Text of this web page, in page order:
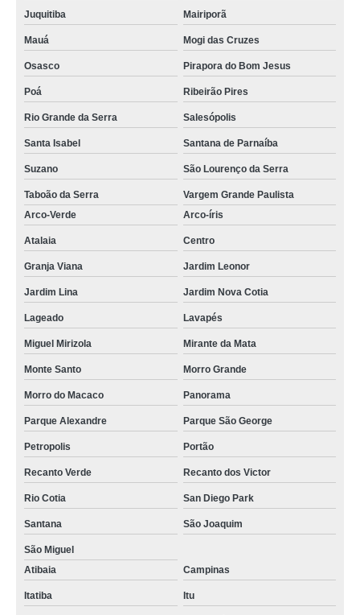
Juquitiba Mairiporã
Mauá Mogi das Cruzes
Osasco Pirapora do Bom Jesus
Poá Ribeirão Pires
Rio Grande da Serra Salesópolis
Santa Isabel Santana de Parnaíba
Suzano São Lourenço da Serra
Taboão da Serra
Vargem Grande Paulista
Arco-Verde
Arco-íris
Atalaia Centro
Granja Viana Jardim Leonor
Jardim Lina Jardim Nova Cotia
Lageado Lavapés
Miguel Mirizola Mirante da Mata
Monte Santo Morro Grande
Morro do Macaco Panorama
Parque Alexandre Parque São George
Petropolis Portão
Recanto Verde Recanto dos Victor
Rio Cotia San Diego Park
Santana São Joaquim
São Miguel
Atibaia
Campinas
Itatiba Itu